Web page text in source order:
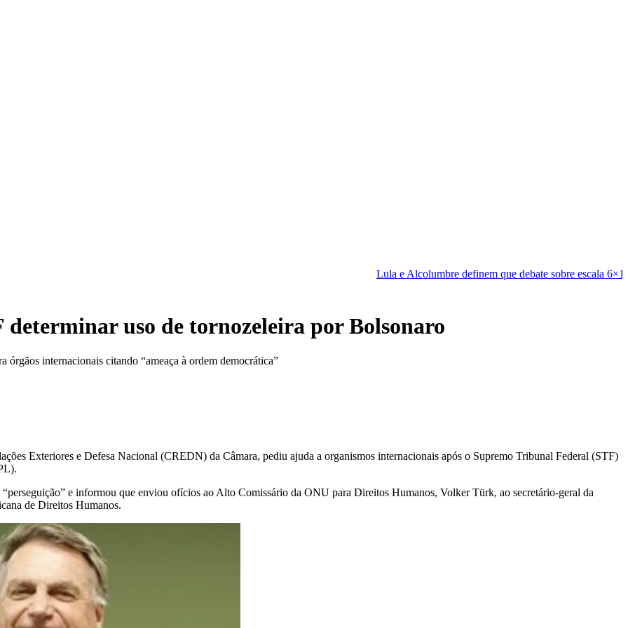
Lula e Alcolumbre definem que debate sobre escala 6×1 fica para depois
determinar uso de tornozeleira por Bolsonaro
internacionais citando “ameaça à ordem democrática”
Exteriores e Defesa Nacional (CREDN) da Câmara, pediu ajuda a organismos internacionais após o Supremo Tribunal Federal (STF)
e informou que enviou ofícios ao Alto Comissário da ONU para Direitos Humanos, Volker Türk, ao secretário-geral da
de Direitos Humanos.